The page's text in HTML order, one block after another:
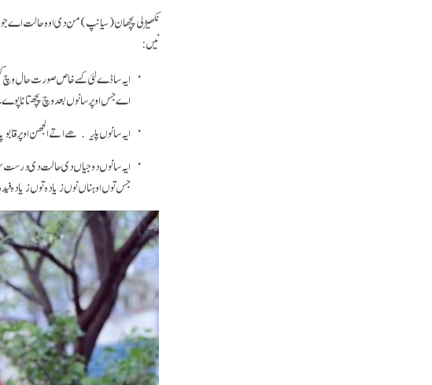
نکھیڑلی پچھان (سیانپ) من دی اوہ حالت اے
نیں:
ایہ ساڈے لئی کسے خاص صورت حال وچ
اے جس اوپر سانوں بعد وچ پچھتانا
ایہ سانوں پلیکھے اتے الجھن اوپر
ایہ سانوں دوجیاں دی حالت دی درست
جس توں اوہناں نوں زیادہ توں زیادہ